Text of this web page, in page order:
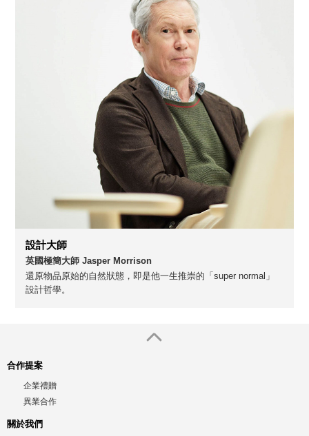
設計大師
英國極簡大師 Jasper Morrison
還原物品原始的自然狀態，即是他一生推崇的「super normal」
設計哲學。
合作提案
企業禮贈
異業合作
關於我們